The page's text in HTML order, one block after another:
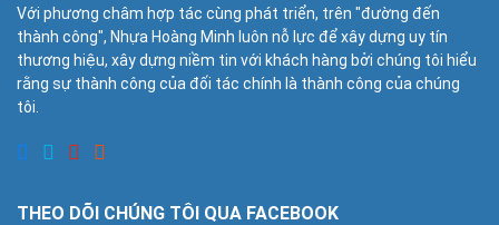
Với phương châm hợp tác cùng phát triển, trên "đường đến
thành công", Nhựa Hoàng Minh luôn nỗ lực để xây dựng uy tín
thương hiệu, xây dựng niềm tin với khách hàng bởi chúng tôi hiểu
rằng sự thành công của đối tác chính là thành công của chúng
tôi.
THEO DÕI CHÚNG TÔI QUA FACEBOOK